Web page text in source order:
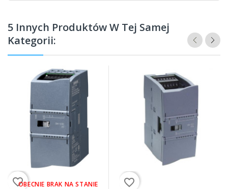
5 Innych Produktów W Tej Samej
Kategorii:
OBECNIE BRAK NA STANIE
favorite_border favorite_border